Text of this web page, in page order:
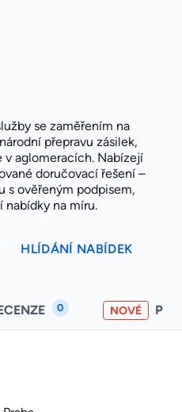
se zaměřením na
přepravu zásilek,
aglomeracích. Nabízejí
doručovací řešení –
s ověřeným podpisem,
nabídky na míru.
HLÍDÁNÍ NABÍDEK
0 NOVÉ